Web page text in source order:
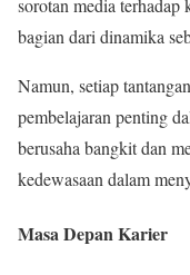
sorotan media
bagian dari dinamika
Namun, setiap
pembelajaran penting
berusaha bangkit dan
kedewasaan dalam
Masa Depan Karier